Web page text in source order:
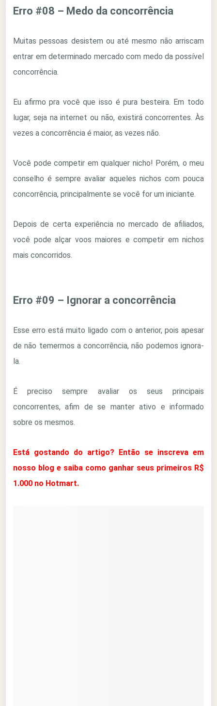
Erro #08 – Medo da concorrência
Muitas pessoas desistem ou até mesmo não arriscam
entrar em determinado mercado com medo da possível
concorrência.
Eu afirmo pra você que isso é pura besteira. Em todo
lugar, seja na internet ou não, existirá concorrentes. Às
vezes a concorrência é maior, as vezes não.
Você pode competir em qualquer nicho! Porém, o meu
conselho é sempre avaliar aqueles nichos com pouca
concorrência, principalmente se você for um iniciante.
Depois de certa experiência no mercado de afiliados,
você pode alçar voos maiores e competir em nichos
mais concorridos.
Erro #09 – Ignorar a concorrência
Esse erro está muito ligado com o anterior, pois apesar
de não temermos a concorrência, não podemos ignora-
la.
É preciso sempre avaliar os seus principais
concorrentes, afim de se manter ativo e informado
sobre os mesmos.
Está gostando do artigo? Então se inscreva em
nosso blog e saiba como ganhar seus primeiros R$
1.000 no Hotmart.